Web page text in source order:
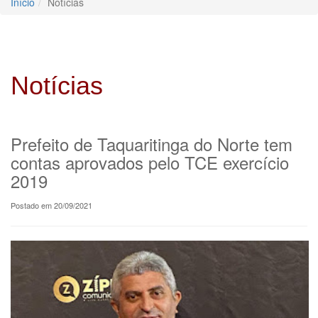
Notícias
Prefeito de Taquaritinga do Norte tem
contas aprovados pelo TCE exercício
2019
Postado em 20/09/2021